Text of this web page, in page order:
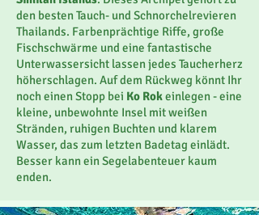
den besten Tauch- und Schnorchelrevieren
Thailands. Farbenprächtige Riffe, große
Fischschwärme und eine fantastische
Unterwassersicht lassen jedes Taucherherz
höherschlagen. Auf dem Rückweg könnt Ihr
noch einen Stopp bei Ko Rokeinlegen - eine
kleine, unbewohnte Insel mit weißen
Stränden, ruhigen Buchten und klarem
Wasser, das zum letzten Badetag einlädt.
Besser kann ein Segelabenteuer kaum
enden.